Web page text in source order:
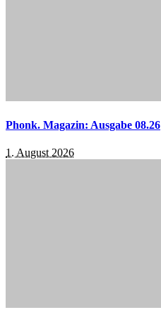
Phonk. Magazin: Ausgabe 08.26
1. August 2026